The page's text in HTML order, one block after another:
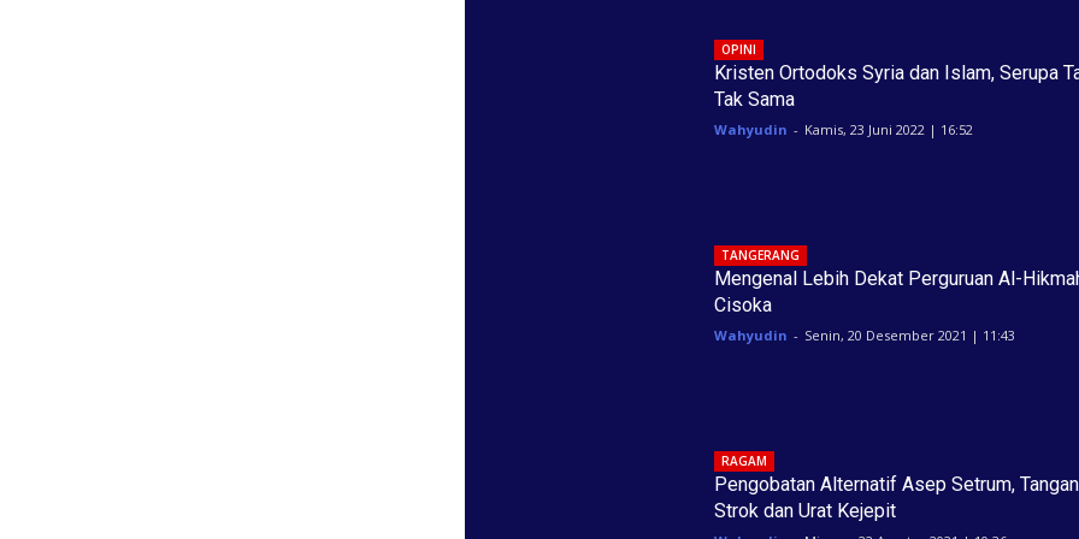
OPINI
Kristen Ortodoks Syria dan Islam, Serupa
Tak Sama
Wahyudin - Kamis, 23 Juni 2022 | 16:52
TANGERANG
Mengenal Lebih Dekat Perguruan Al-
Cisoka
Wahyudin - Senin, 20 Desember 2021 | 11:43
RAGAM
Pengobatan Alternatif Asep Setrum,
Strok dan Urat Kejepit